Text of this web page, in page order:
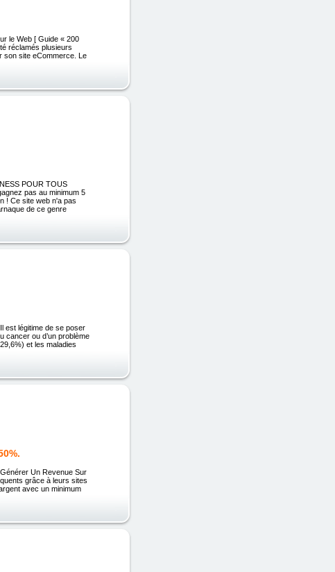
le Web [ Guide « 200
réclamés plusieurs
son site eCommerce. Le
POUR TOUS
pas au minimum 5
! Ce site web n'a pas
de ce genre
est légitime de se poser
cancer ou d’un problème
et les maladies
Un Revenue Sur
grâce à leurs sites
avec un minimum